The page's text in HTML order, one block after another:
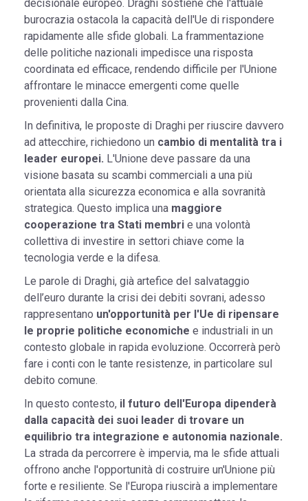
decisionale europeo. Draghi sostiene che l'attuale
burocrazia ostacola la capacità dell'Ue di rispondere
rapidamente alle sfide globali. La frammentazione
delle politiche nazionali impedisce una risposta
coordinata ed efficace, rendendo difficile per l'Unione
affrontare le minacce emergenti come quelle
provenienti dalla Cina.
In definitiva, le proposte di Draghi per riuscire davvero
ad attecchire, richiedono un cambio di mentalità tra i
leader europei. L'Unione deve passare da una
visione basata su scambi commerciali a una più
orientata alla sicurezza economica e alla sovranità
strategica. Questo implica una maggiore
cooperazione tra Stati membri e una volontà
collettiva di investire in settori chiave come la
tecnologia verde e la difesa.
Le parole di Draghi, già artefice del salvataggio
dell’euro durante la crisi dei debiti sovrani, adesso
rappresentano un'opportunità per l'Ue di ripensare
le proprie politiche economiche e industriali in un
contesto globale in rapida evoluzione. Occorrerà però
fare i conti con le tante resistenze, in particolare sul
debito comune.
In questo contesto, il futuro dell'Europa dipenderà
dalla capacità dei suoi leader di trovare un
equilibrio tra integrazione e autonomia nazionale.
La strada da percorrere è impervia, ma le sfide attuali
offrono anche l'opportunità di costruire un'Unione più
forte e resiliente. Se l'Europa riuscirà a implementare